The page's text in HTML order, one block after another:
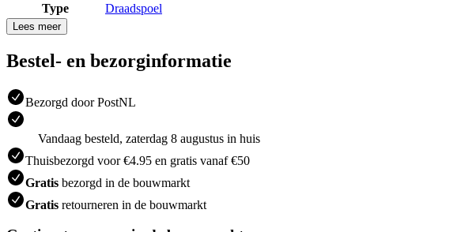
Type
Draadspoel
Lees meer
Bestel- en bezorginformatie
Bezorgd door PostNL
Vandaag besteld, zaterdag 8 augustus in huis
Thuisbezorgd voor €4.95 en gratis vanaf €50
Gratis bezorgd in de bouwmarkt
Gratis retourneren in de bouwmarkt